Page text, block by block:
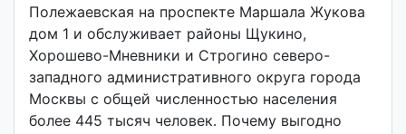
Полежаевская на проспекте Маршала Жукова
дом 1 и обслуживает районы Щукино,
Хорошево-Мневники и Строгино северо-
западного административного округа города
Москвы с общей численностью населения
более 445 тысяч человек. Почему выгодно